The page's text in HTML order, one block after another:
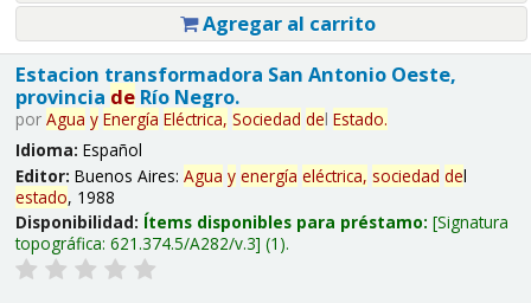
Agregar al carrito
Estacion transformadora San Antonio Oeste,
provincia deRío Negro.
por Agua y Energía Eléctrica, Sociedad del Estado.
Idioma: Español
Editor: Buenos Aires: Agua y energía eléctrica, sociedad del
estado, 1988
Disponibilidad: Ítems disponibles para préstamo: Signatura
topográfica: 621.374.5/A282/v.3 (1).